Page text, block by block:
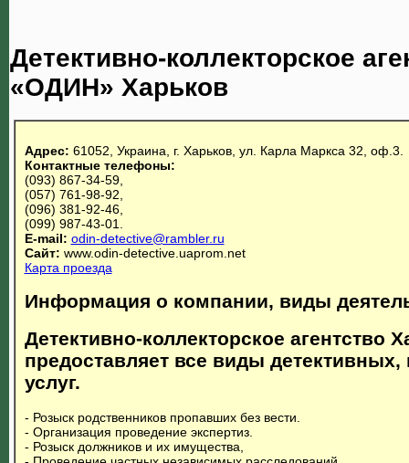
Детективно-коллекторское
«ОДИН» Харьков
Адрес: 61052, Украина, г. Харьков, ул. Карла Маркса 32, оф.3.
Контактные телефоны:
(093) 867-34-59,
(057) 761-98-92,
(096) 381-92-46,
(099) 987-43-01.
E-mail: odin-detective@rambler.ru
Сайт: www.odin-detective.uaprom.net
Карта проезда
Информация о компании, виды
Детективно-коллекторское агентство
предоставляет все виды
услуг.
- Розыск родственников пропавших без вести.
- Организация проведение экспертиз.
- Розыск должников и их имущества,